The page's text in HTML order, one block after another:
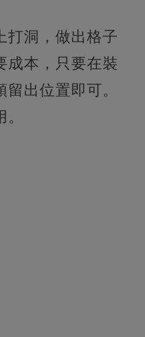
打洞，做出格子
成本，只要在裝
出位置即可。